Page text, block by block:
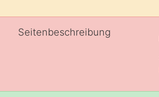
Seitenbeschreibung